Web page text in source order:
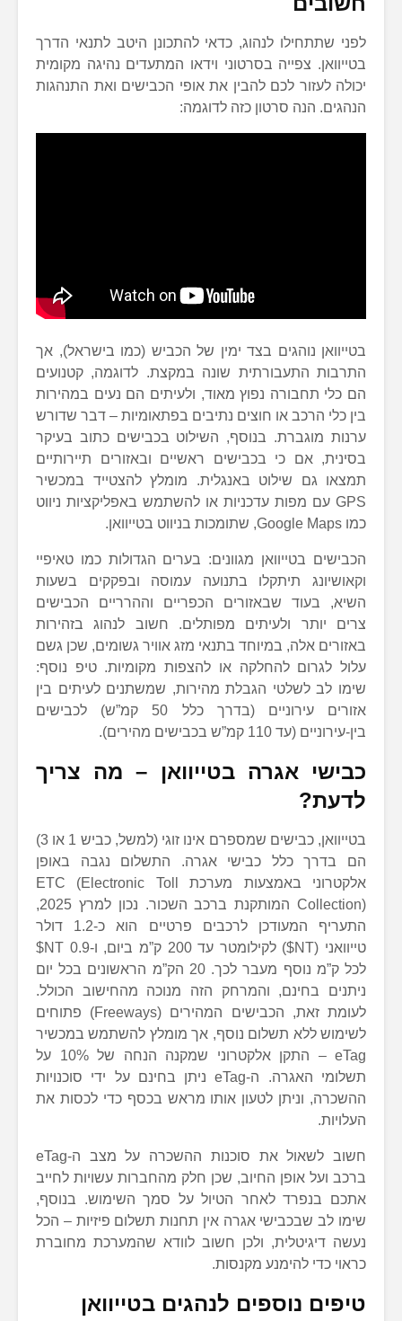
לפני שתתחילו לנהוג, כדאי להתכונן היטב לתנאי הדרך
בטייוואן. צפייה בסרטוני וידאו המתעדים נהיגה מקומית
יכולה לעזור לכם להבין את אופי הכבישים ואת התנהגות
הנהגים. הנה סרטון כזה לדוגמה:
בטייוואן נוהגים בצד ימין של הכביש (כמו בישראל), אך
התרבות התעבורתית שונה במקצת. לדוגמה, קטנועים
הם כלי תחבורה נפוץ מאוד, ולעיתים הם נעים במהירות
בין כלי הרכב או חוצים נתיבים בפתאומיות – דבר שדורש
ערנות מוגברת. בנוסף, השילוט בכבישים כתוב בעיקר
בסינית, אם כי בכבישים ראשיים ובאזורים תיירותיים
תמצאו גם שילוט באנגלית. מומלץ להצטייד במכשיר
GPS עם מפות עדכניות או להשתמש באפליקציות ניווט
כמו Google Maps, שתומכות בניווט בטייוואן.
הכבישים בטייוואן מגוונים: בערים הגדולות כמו טאיפיי
וקאושיונג תיתקלו בתנועה עמוסה ובפקקים בשעות
השיא, בעוד שבאזורים הכפריים וההרריים הכבישים
צרים יותר ולעיתים מפותלים. חשוב לנהוג בזהירות
באזורים אלה, במיוחד בתנאי מזג אוויר גשומים, שכן גשם
עלול לגרום להחלקה או להצפות מקומיות. טיפ נוסף:
שימו לב לשלטי הגבלת מהירות, שמשתנים לעיתים בין
אזורים עירוניים (בדרך כלל 50 קמ”ש) לכבישים
בין-עירוניים (עד 110 קמ”ש בכבישים מהירים).
כבישי אגרה בטייוואן – מה צריך
לדעת?
בטייוואן, כבישים שמספרם אינו זוגי (למשל, כביש 1 או 3)
הם בדרך כלל כבישי אגרה. התשלום נגבה באופן
אלקטרוני באמצעות מערכת ETC (Electronic Toll
Collection) המותקנת ברכב השכור. נכון למרץ 2025,
התעריף המעודכן לרכבים פרטיים הוא כ-1.2 דולר
טייוואני (NT$) לקילומטר עד 200 ק”מ ביום, ו-0.9 NT$
לכל ק”מ נוסף מעבר לכך. 20 הק”מ הראשונים בכל יום
ניתנים בחינם, והמרחק הזה מנוכה מהחישוב הכולל.
לעומת זאת, הכבישים המהירים (Freeways) פתוחים
לשימוש ללא תשלום נוסף, אך מומלץ להשתמש במכשיר
eTag – התקן אלקטרוני שמקנה הנחה של 10% על
תשלומי האגרה. ה-eTag ניתן בחינם על ידי סוכנויות
ההשכרה, וניתן לטעון אותו מראש בכסף כדי לכסות את
העלויות.
חשוב לשאול את סוכנות ההשכרה על מצב ה-eTag
ברכב ועל אופן החיוב, שכן חלק מהחברות עשויות לחייב
אתכם בנפרד לאחר הטיול על סמך השימוש. בנוסף,
שימו לב שבכבישי אגרה אין תחנות תשלום פיזיות – הכל
נעשה דיגיטלית, ולכן חשוב לוודא שהמערכת מחוברת
כראוי כדי להימנע מקנסות.
טיפים נוספים לנהגים בטייוואן